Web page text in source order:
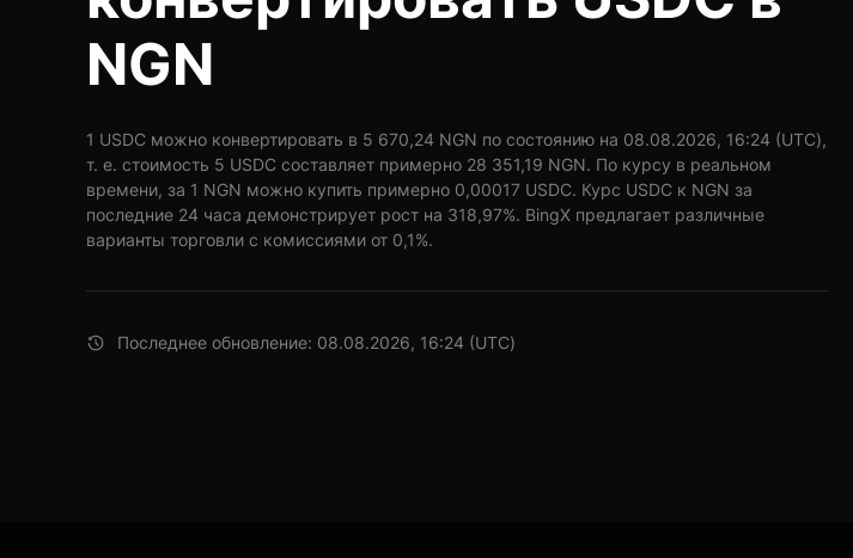
NGN
1 USDC можно конвертировать в 5 670,24 NGN по состоянию на 08.08.2026, 16:24 (UTC),
т. е. стоимость 5 USDC составляет примерно 28 351,19 NGN. По курсу в реальном
времени, за 1 NGN можно купить примерно 0,00017 USDC. Курс USDC к NGN за
последние 24 часа демонстрирует рост на 318,97%. BingX предлагает различные
варианты торговли с комиссиями от 0,1%.
Последнее обновление: 08.08.2026, 16:24 (UTC)